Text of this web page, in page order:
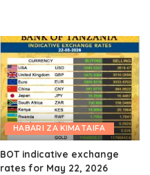
HABARI ZA KIMATAIFA
BOT indicative exchange
rates for May 22, 2026